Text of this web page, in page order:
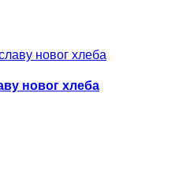
новог хлеба